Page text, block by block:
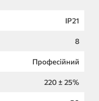
IP21
8
Професійний
220 ± 25%